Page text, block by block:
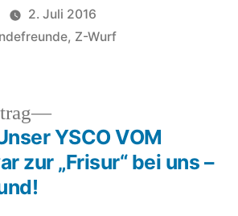
2. Juli 2016
, Z-Wurf
Nächster
Beitrag:
YSCO VOM
zur „Frisur“ bei uns –